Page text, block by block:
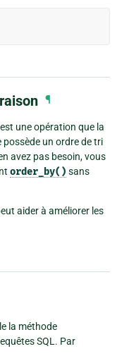
¶
une opération que la
possède un ordre de tri
avez pas besoin, vous
order_by() sans
aider à améliorer les
la méthode
SQL. Par